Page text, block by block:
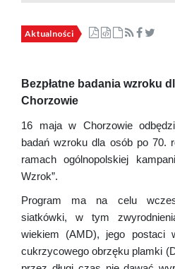
Aktualności
Bezpłatne badania wzroku
Chorzowie
16 maja w Chorzowie
badań wzroku dla osób po 70.
ramach ogólnopolskiej
Wzrok”.
Program ma na celu
siatkówki, w tym
wiekiem (AMD), jego postaci
cukrzycowego obrzęku plamki